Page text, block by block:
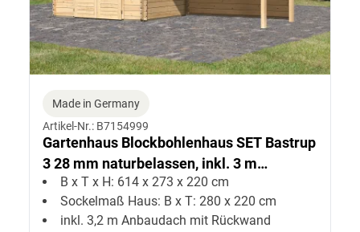
Made in Germany
Artikel-Nr.: B7154999
Gartenhaus Blockbohlenhaus SET Bastrup
3 28 mm naturbelassen, inkl. 3 m
Anbaudach + Rückwand
B x T x H: 614 x 273 x 220 cm
Sockelmaß Haus: B x T: 280 x 220 cm
inkl. 3,2 m Anbaudach mit Rückwand